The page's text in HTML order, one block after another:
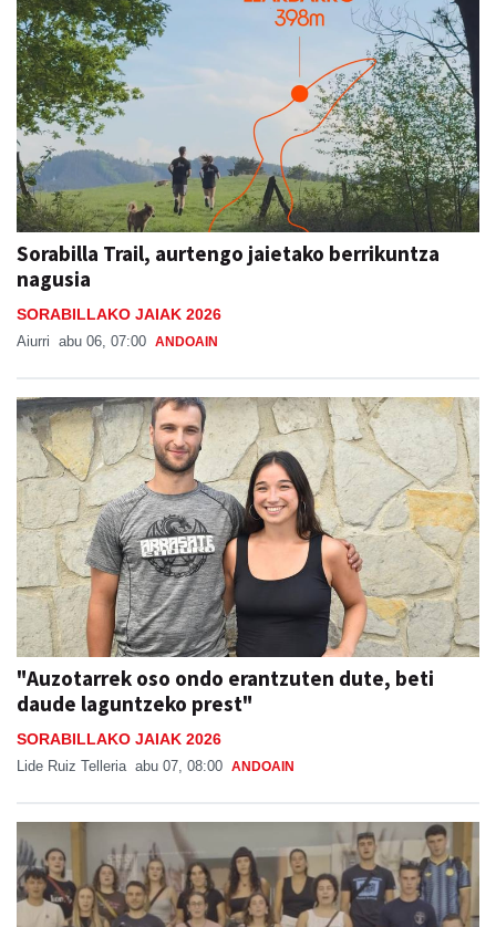
Sorabilla Trail, aurtengo jaietako berrikuntza
nagusia
SORABILLAKO JAIAK 2026
Aiurri abu 06, 07:00 ANDOAIN
"Auzotarrek oso ondo erantzuten dute, beti
daude laguntzeko prest"
SORABILLAKO JAIAK 2026
Lide Ruiz Telleria abu 07, 08:00 ANDOAIN